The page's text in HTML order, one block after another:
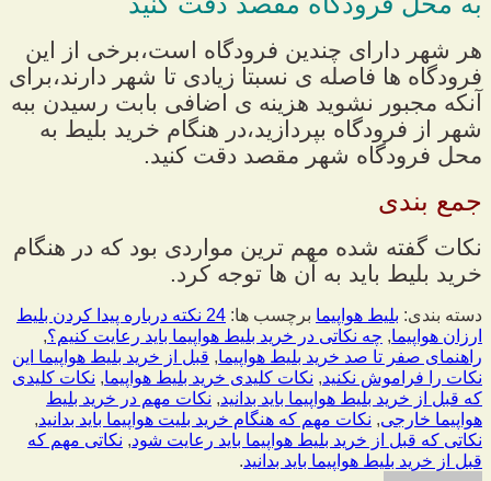
هر شهر دارای چندین فرودگاه است،برخی از این
فرودگاه ها فاصله ی نسبتا زیادی تا شهر دارند،برای
آنکه مجبور نشوید هزینه ی اضافی بابت رسیدن ببه
شهر از فرودگاه بپردازید،در هنگام خرید بلیط به
محل فرودگاه شهر مقصد دقت کنید.
جمع بندی
نکات گفته شده مهم ترین مواردی بود که در هنگام
خرید بلیط باید به آن ها توجه کرد.
دسته بندی: بلیط هواپیما برچسب ها:
24 نکته درباره پیدا کردن بلیط
ارزان هواپیما, چه نکاتی در خرید بلیط هواپیما باید رعایت کنیم؟,
راهنمای صفر تا صد خرید بلیط هواپیما, قبل از خرید بلیط هواپیما این
نکات را فراموش نکنید, نکات کلیدی خرید بلیط هواپیما, نکات کلیدی
که قبل از خرید بلیط هواپیما باید بدانید, نکات مهم در خرید بلیط
هواپیما خارجی, نکات مهم که هنگام خرید بلیت هواپیما باید بدانید,
نکاتی که قبل از خرید بلیط هواپیما باید رعایت شود, نکاتی مهم که
قبل از خرید بلیط هواپیما باید بدانید.